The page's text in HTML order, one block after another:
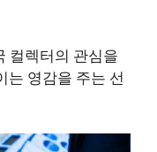
컬렉터의 관심을
는 영감을 주는 선